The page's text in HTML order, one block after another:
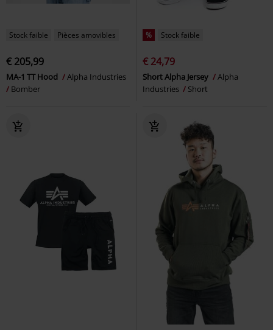
Stock faible Pièces amovibles
€ 205,99
MA-1 TT Hood
Alpha Industries
Bomber
% Stock faible
€ 24,79
Short Alpha Jersey
Alpha
Industries
Short